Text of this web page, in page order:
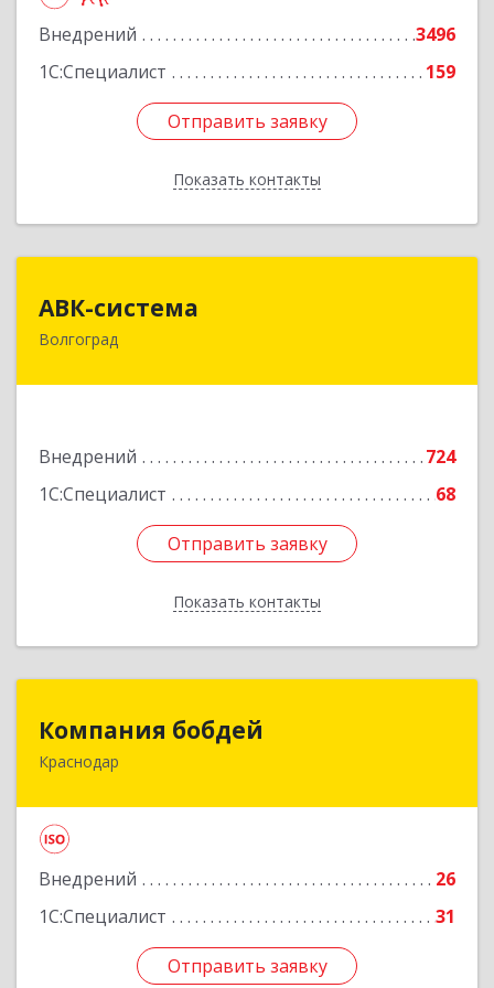
Внедрений
3496
1С:Специалист
159
Отправить заявку
Показать контакты
Отправить заявку
Назад
АВК-система
Волгоград
Внедрений
724
1С:Специалист
68
Отправить заявку
Показать контакты
400131, Волгоградская обл, Волгоград г,
Отправить заявку
Назад
Компания бобдей
Краснодар
Внедрений
26
1С:Специалист
31
Отправить заявку
Компания бобдей
350010, Краснодарский край, Краснодар г,
Отправить заявку